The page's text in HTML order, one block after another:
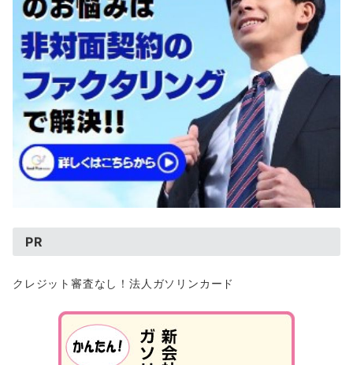
PR
クレジット審査なし！法人ガソリンカード